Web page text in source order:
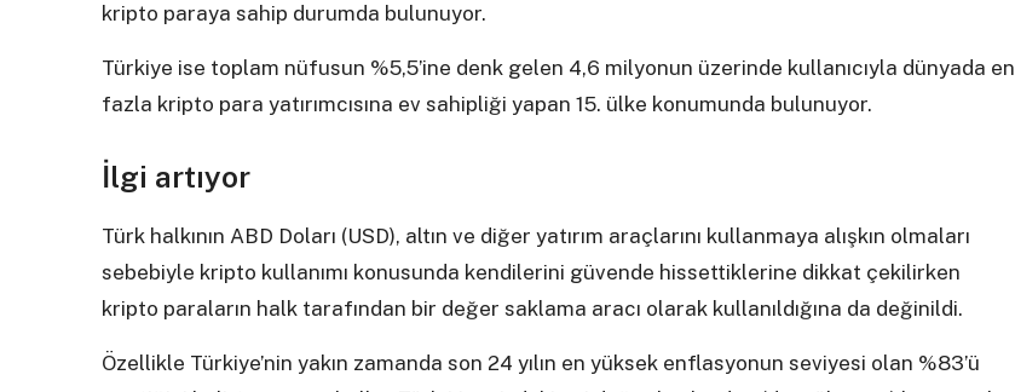
kripto paraya sahip durumda bulunuyor.
Türkiye ise toplam nüfusun %5,5’ine denk gelen 4,6 milyonun üzerinde kullanıcıyla dünyada en
fazla kripto para yatırımcısına ev sahipliği yapan 15. ülke konumunda bulunuyor.
İlgi artıyor
Türk halkının ABD Doları (USD), altın ve diğer yatırım araçlarını kullanmaya alışkın olmaları
sebebiyle kripto kullanımı konusunda kendilerini güvende hissettiklerine dikkat çekilirken
kripto paraların halk tarafından bir değer saklama aracı olarak kullanıldığına da değinildi.
Özellikle Türkiye’nin yakın zamanda son 24 yılın en yüksek enflasyonun seviyesi olan %83’ü